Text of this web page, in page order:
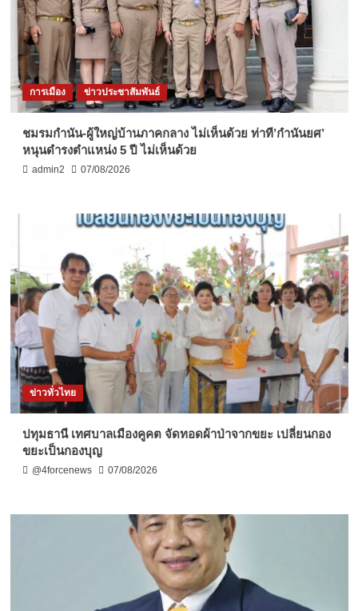
การเมือง ข่าวประชาสัมพันธ์
ชมรมกำนัน-ผู้ใหญ่บ้านภาคกลาง ไม่เห็นด้วย ท่าที’กำนันยศ’
หนุนดำรงตำแหน่ง 5 ปี ไม่เห็นด้วย
admin2 07/08/2026
ข่าวทั่วไทย
ปทุมธานี เทศบาลเมืองคูคต จัดทอดผ้าป่าจากขยะ เปลี่ยนกอง
ขยะเป็นกองบุญ
@4forcenews 07/08/2026